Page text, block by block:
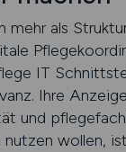
als
IT
Ihre
und
wollen,